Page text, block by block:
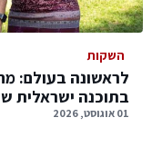
השקות
בתוכנה
01 אוגוסט, 2026